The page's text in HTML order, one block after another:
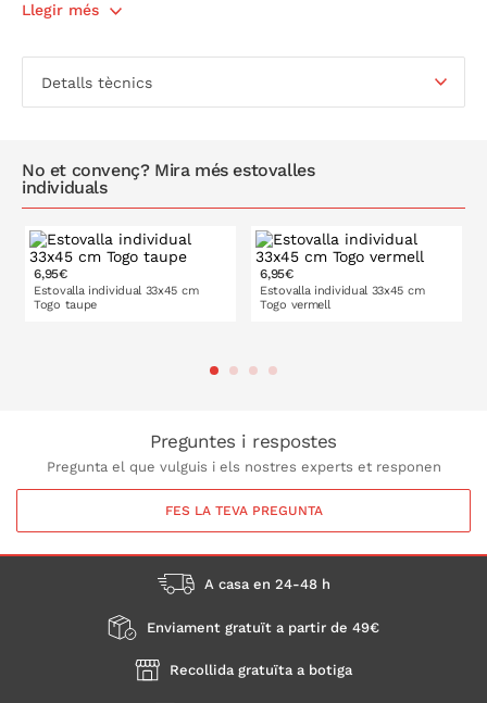
Llegir més
Detalls tècnics
No et convenç? Mira més estovalles
individuals
6,95€
Estovalla individual 33x45 cm
Togo taupe
6,95€
Estovalla individual 33x45 cm
Togo vermell
Preguntes i respostes
Pregunta el que vulguis i els nostres experts et responen
FES LA TEVA PREGUNTA
A casa en 24-48 h
Enviament gratuït a partir de 49€
Recollida gratuïta a botiga